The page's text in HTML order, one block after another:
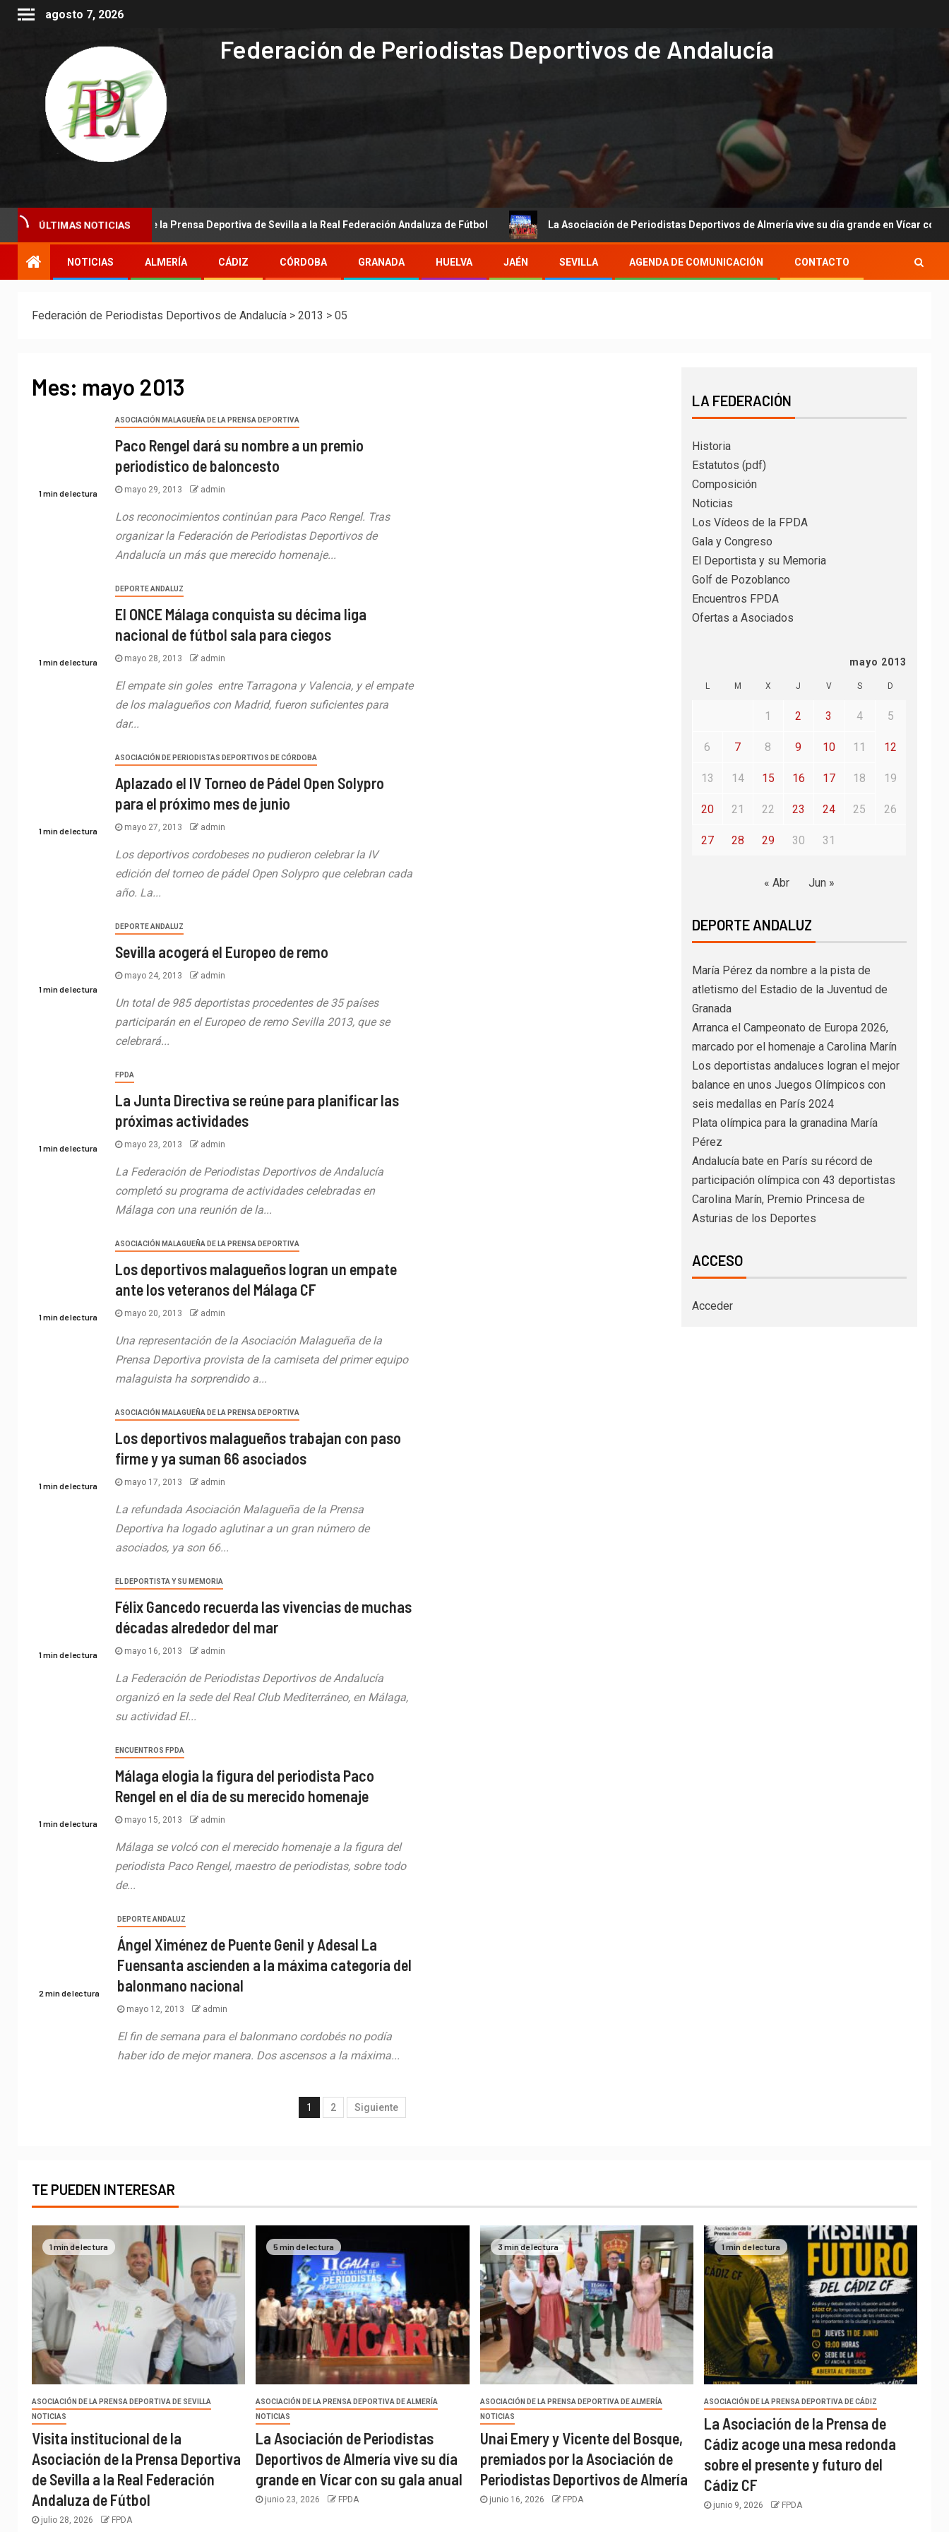
agosto 7, 2026
Federación de Periodistas Deportivos de Andalucía
ÚLTIMAS NOTICIAS
de la Asociación de la Prensa Deportiva de Sevilla a la Real Federación Andaluza de Fútbol La Asociación de Periodistas Deportivos de Almería vive su día grande en Vícar con su gala
NOTICIAS ALMERÍA CÁDIZ CÓRDOBA GRANADA HUELVA JAÉN SEVILLA AGENDA DE COMUNICACIÓN CONTACTO
Federación de Periodistas Deportivos de Andalucía > 2013 > 05
Mes: mayo 2013
1 min de lectura
ASOCIACIÓN MALAGUEÑA DE LA PRENSA DEPORTIVA
Paco Rengel dará su nombre a un premio
periodístico de baloncesto
mayo 29, 2013 admin
Los reconocimientos continúan para Paco Rengel. Tras
organizar la Federación de Periodistas Deportivos de
Andalucía un más que merecido homenaje...
1 min de lectura
DEPORTE ANDALUZ
El ONCE Málaga conquista su décima liga
nacional de fútbol sala para ciegos
mayo 28, 2013 admin
El empate sin goles entre Tarragona y Valencia, y el empate
de los malagueños con Madrid, fueron suficientes para
dar...
1 min de lectura
ASOCIACIÓN DE PERIODISTAS DEPORTIVOS DE CÓRDOBA
Aplazado el IV Torneo de Pádel Open Solypro
para el próximo mes de junio
mayo 27, 2013 admin
Los deportivos cordobeses no pudieron celebrar la IV
edición del torneo de pádel Open Solypro que celebran cada
año. La...
1 min de lectura
DEPORTE ANDALUZ
Sevilla acogerá el Europeo de remo
mayo 24, 2013 admin
Un total de 985 deportistas procedentes de 35 países
participarán en el Europeo de remo Sevilla 2013, que se
celebrará...
1 min de lectura
FPDA
La Junta Directiva se reúne para planificar las
próximas actividades
mayo 23, 2013 admin
La Federación de Periodistas Deportivos de Andalucía
completó su programa de actividades celebradas en
Málaga con una reunión de la...
1 min de lectura
ASOCIACIÓN MALAGUEÑA DE LA PRENSA DEPORTIVA
Los deportivos malagueños logran un empate
ante los veteranos del Málaga CF
mayo 20, 2013 admin
Una representación de la Asociación Malagueña de la
Prensa Deportiva provista de la camiseta del primer equipo
malaguista ha sorprendido a...
1 min de lectura
ASOCIACIÓN MALAGUEÑA DE LA PRENSA DEPORTIVA
Los deportivos malagueños trabajan con paso
firme y ya suman 66 asociados
mayo 17, 2013 admin
La refundada Asociación Malagueña de la Prensa
Deportiva ha logado aglutinar a un gran número de
asociados, ya son 66...
1 min de lectura
EL DEPORTISTA Y SU MEMORIA
Félix Gancedo recuerda las vivencias de muchas
décadas alrededor del mar
mayo 16, 2013 admin
La Federación de Periodistas Deportivos de Andalucía
organizó en la sede del Real Club Mediterráneo, en Málaga,
su actividad El...
1 min de lectura
ENCUENTROS FPDA
Málaga elogia la figura del periodista Paco
Rengel en el día de su merecido homenaje
mayo 15, 2013 admin
Málaga se volcó con el merecido homenaje a la figura del
periodista Paco Rengel, maestro de periodistas, sobre todo
de...
2 min de lectura
DEPORTE ANDALUZ
Ángel Ximénez de Puente Genil y Adesal La
Fuensanta ascienden a la máxima categoría del
balonmano nacional
mayo 12, 2013 admin
El fin de semana para el balonmano cordobés no podía
haber ido de mejor manera. Dos ascensos a la máxima...
1 2 Siguiente
LA FEDERACIÓN
Historia
Estatutos (pdf)
Composición
Noticias
Los Vídeos de la FPDA
Gala y Congreso
El Deportista y su Memoria
Golf de Pozoblanco
Encuentros FPDA
Ofertas a Asociados
mayo 2013
L M X J V S D
1 2 3 4 5
6 7 8 9 10 11 12
13 14 15 16 17 18 19
20 21 22 23 24 25 26
27 28 29 30 31
« Abr Jun »
DEPORTE ANDALUZ
María Pérez da nombre a la pista de
atletismo del Estadio de la Juventud de
Granada
Arranca el Campeonato de Europa 2026,
marcado por el homenaje a Carolina Marín
Los deportistas andaluces logran el mejor
balance en unos Juegos Olímpicos con
seis medallas en París 2024
Plata olímpica para la granadina María
Pérez
Andalucía bate en París su récord de
participación olímpica con 43 deportistas
Carolina Marín, Premio Princesa de
Asturias de los Deportes
ACCESO
Acceder
TE PUEDEN INTERESAR
1 min de lectura
ASOCIACIÓN DE LA PRENSA DEPORTIVA DE SEVILLA
NOTICIAS
Visita institucional de la
Asociación de la Prensa Deportiva
de Sevilla a la Real Federación
Andaluza de Fútbol
julio 28, 2026 FPDA
5 min de lectura
ASOCIACIÓN DE LA PRENSA DEPORTIVA DE ALMERÍA
NOTICIAS
La Asociación de Periodistas
Deportivos de Almería vive su día
grande en Vícar con su gala anual
junio 23, 2026 FPDA
3 min de lectura
ASOCIACIÓN DE LA PRENSA DEPORTIVA DE ALMERÍA
NOTICIAS
Unai Emery y Vicente del Bosque,
premiados por la Asociación de
Periodistas Deportivos de Almería
junio 16, 2026 FPDA
1 min de lectura
ASOCIACIÓN DE LA PRENSA DEPORTIVA DE CÁDIZ
La Asociación de la Prensa de
Cádiz acoge una mesa redonda
sobre el presente y futuro del
Cádiz CF
junio 9, 2026 FPDA